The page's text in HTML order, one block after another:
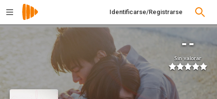
Identificarse/Registrarse
--
Sin valorar